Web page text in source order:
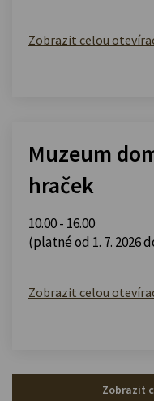
Zobrazit celou
Muzeum
hraček
10.00 - 16.00
(platné od 1. 7. 2026
Zobrazit celou
Zobrazit